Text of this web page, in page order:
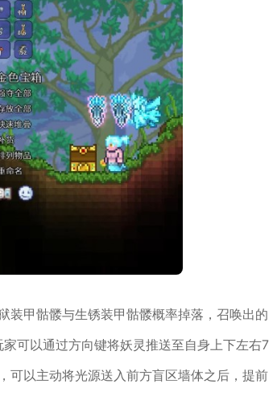
装甲骷髅与生锈装甲骷髅概率掉落，召唤出的
可以通过方向键将妖灵推送至自身上下左右7
可以主动将光源送入前方盲区墙体之后，提前